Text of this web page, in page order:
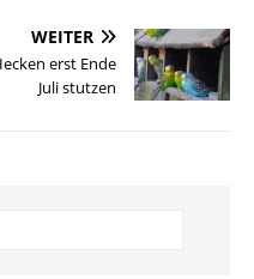
WEITER
erst Ende
Juli stutzen